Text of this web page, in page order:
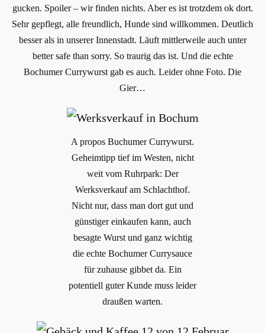
gucken. Spoiler – wir finden nichts. Aber es ist trotzdem ok dort.
Sehr gepflegt, alle freundlich, Hunde sind willkommen. Deutlich
besser als in unserer Innenstadt. Läuft mittlerweile auch unter
better safe than sorry. So traurig das ist. Und die echte
Bochumer Currywurst gab es auch. Leider ohne Foto. Die
Gier…
A propos Buchumer Currywurst.
Geheimtipp tief im Westen, nicht
weit vom Ruhrpark: Der
Werksverkauf am Schlachthof.
Nicht nur, dass man dort gut und
günstiger einkaufen kann, auch
besagte Wurst und ganz wichtig
die echte Bochumer Currysauce
für zuhause gibbet da. Ein
potentiell guter Kunde muss leider
draußen warten.